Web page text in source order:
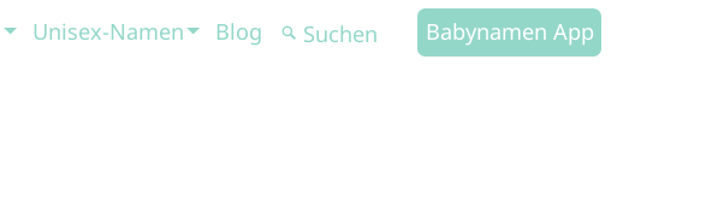
Unisex-Namen Blog Babynamen App